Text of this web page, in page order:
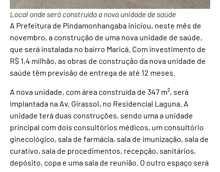
Local onde será construída a nova unidade de saúde
A Prefeitura de Pindamonhangaba iniciou, neste mês de
novembro, a construção de uma nova unidade de saúde,
que será instalada no bairro Maricá. Com investimento de
R$ 1,4 milhão, as obras de construção da nova unidade de
saúde têm previsão de entrega de até 12 meses.
A nova unidade, com área construída de 347 m², será
implantada na Av. Girassol, no Residencial Laguna. A
unidade terá duas construções, sendo uma a unidade
principal com dois consultórios médicos, um consultório
ginecológico, sala de farmácia, sala de imunização, sala de
curativo, sala de procedimentos, recepção, sanitários,
depósito, copa e uma sala de reunião. O outro espaço será